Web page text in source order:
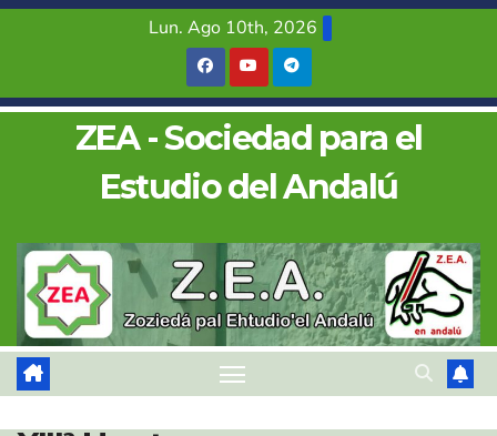
Saltar
Lun. Ago 10th, 2026
ZEA - Sociedad para el
Estudio del Andalú